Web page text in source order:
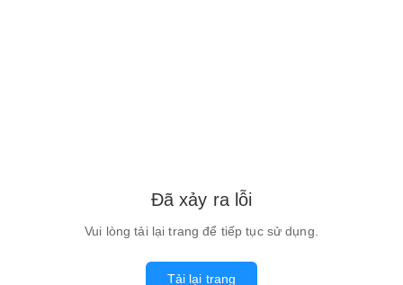
Đã xảy ra lỗi
Vui lòng tải lại trang để tiếp tục sử dụng.
Tải lại trang